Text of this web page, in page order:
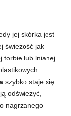
jej skórka jest
świeżość jak
torbie lub lnianej
szybko staje się
odświeżyć,
nagrzanego